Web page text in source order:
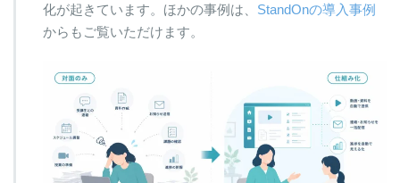
化が起きています。ほかの事例は、 StandOnの導入事例
からもご覧いただけます。